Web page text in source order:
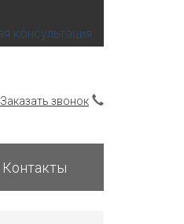
Заказать звонок
Контакты